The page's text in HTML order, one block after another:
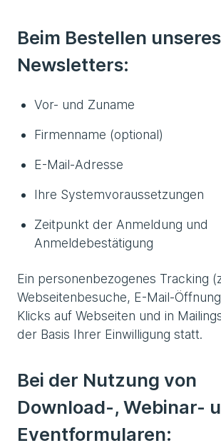
Beim Bestellen unseres
Newsletters:
Vor- und Zuname
Firmenname (optional)
E-Mail-Adresse
Ihre Systemvoraussetzungen
Zeitpunkt der Anmeldung und
Anmeldebestätigung
Ein personenbezogenes Tracking
Webseitenbesuche, E-Mail-
Klicks auf Webseiten und in
der Basis Ihrer Einwilligung statt.
Bei der Nutzung von
Download-, Webinar-
Eventformularen: